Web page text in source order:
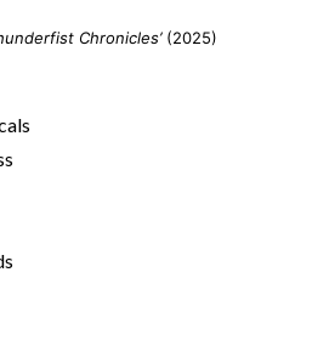
Chronicles’(2025)